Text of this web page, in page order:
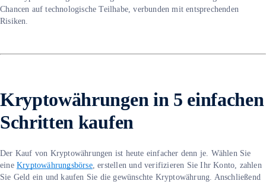
Chancen auf technologische Teilhabe, verbunden mit entsprechenden
Risiken.
Kryptowährungen in 5 einfachen
Schritten kaufen
Der Kauf von Kryptowährungen ist heute einfacher denn je. Wählen Sie
eine Kryptowährungsbörse, erstellen und verifizieren Sie Ihr Konto, zahlen
Sie Geld ein und kaufen Sie die gewünschte Kryptowährung. Anschließend